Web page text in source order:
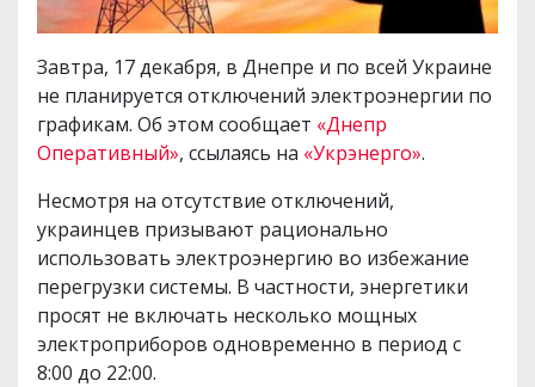
Завтра, 17 декабря, в Днепре и по всей Украине
не планируется отключений электроэнергии по
графикам. Об этом сообщает «Днепр
Оперативный», ссылаясь на «Укрэнерго».
Несмотря на отсутствие отключений,
украинцев призывают рационально
использовать электроэнергию во избежание
перегрузки системы. В частности, энергетики
просят не включать несколько мощных
электроприборов одновременно в период с
8:00 до 22:00.